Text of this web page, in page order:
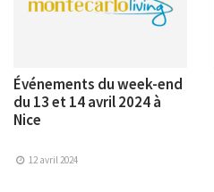
Événements du week-end
du 13 et 14 avril 2024 à
Nice
12 avril 2024